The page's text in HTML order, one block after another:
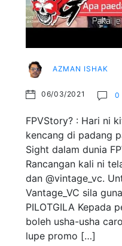
AZMAN ISHAK
06/03/2021 0
FPVStory? : Hari ni
kencang di padang
Sight dalam dunia
Rancangan kali ni
dan @vintage_vc.
Vantage_VC sila
PILOTGILA Kepada
boleh usha-usha
lupe promo […]